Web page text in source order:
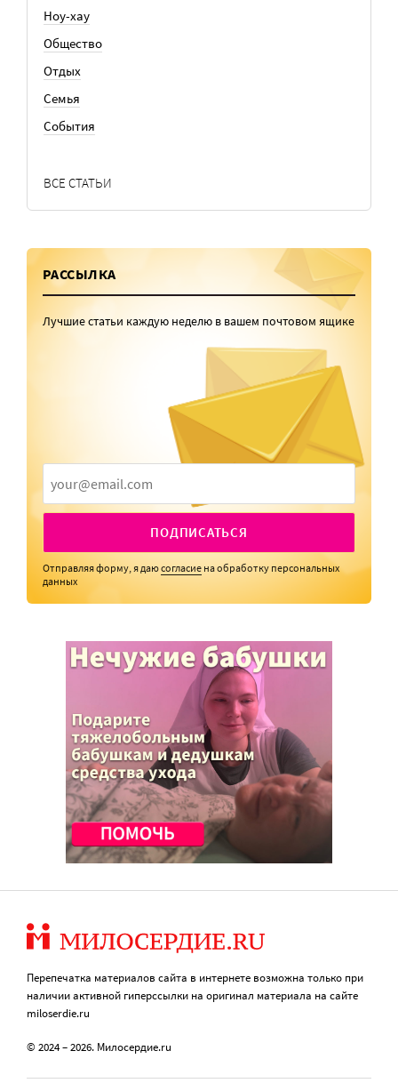
Ноу-хау
Общество
Отдых
Семья
События
ВСЕ СТАТЬИ
РАССЫЛКА
Лучшие статьи каждую неделю в вашем почтовом ящике
ПОДПИСАТЬСЯ
Отправляя форму, я даюсогласие на обработку персональных
данных
Перепечатка материалов сайта в интернете возможна только при
наличии активной гиперссылки на оригинал материала на сайте
miloserdie.ru
© 2024 – 2026. Милосердие.ru